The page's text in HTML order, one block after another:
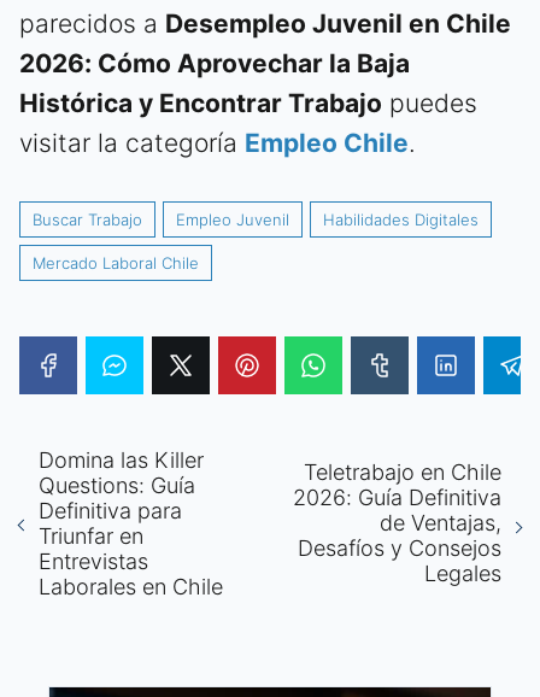
parecidos a Desempleo Juvenil en Chile
2026: Cómo Aprovechar la Baja
Histórica y Encontrar Trabajo puedes
visitar la categoría Empleo Chile.
Buscar Trabajo Empleo Juvenil Habilidades Digitales
Mercado Laboral Chile
Domina las Killer
Questions: Guía
Definitiva para
Triunfar en
Entrevistas
Laborales en Chile
Teletrabajo en Chile
2026: Guía Definitiva
de Ventajas,
Desafíos y Consejos
Legales